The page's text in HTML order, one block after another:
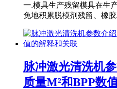
一.模具生产残留模具在生
免地积累脱模剂残留、橡
脉冲激光清洗机
质量M²和BPP数